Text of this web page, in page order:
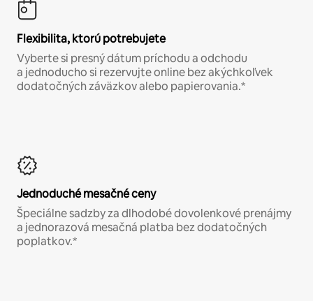
Flexibilita, ktorú potrebujete
Vyberte si presný dátum príchodu a odchodu
a jednoducho si rezervujte online bez akýchkoľvek
dodatočných záväzkov alebo papierovania.*
Jednoduché mesačné ceny
Špeciálne sadzby za dlhodobé dovolenkové prenájmy
a jednorazová mesačná platba bez dodatočných
poplatkov.*